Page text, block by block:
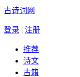
古诗词网
登录 | 注册
推荐
诗文
古籍